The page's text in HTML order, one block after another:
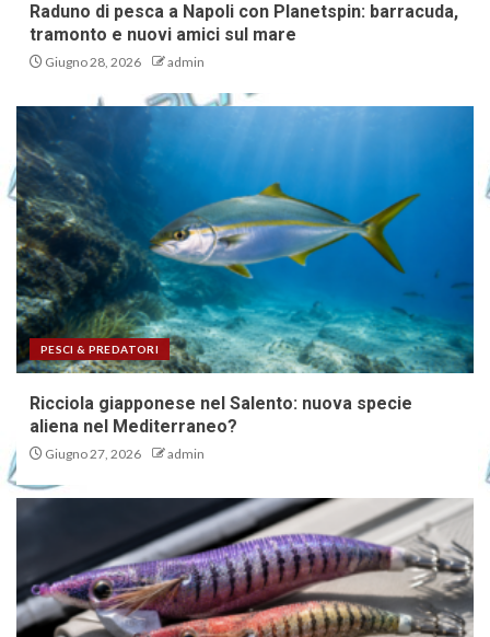
Raduno di pesca a Napoli con Planetspin: barracuda,
tramonto e nuovi amici sul mare
Giugno 28, 2026 admin
PESCI & PREDATORI
Ricciola giapponese nel Salento: nuova specie
aliena nel Mediterraneo?
Giugno 27, 2026 admin